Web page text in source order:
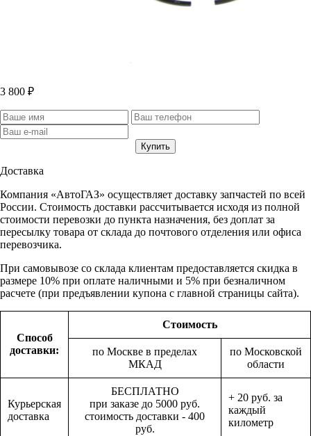
3 800 ₽
Доставка
Компания «АвтоГАЗ» осуществляет доставку запчастей по всей
России. Стоимость доставки рассчитывается исходя из полной
стоимости перевозки до пункта назначения, без доплат за
пересылку товара от склада до почтового отделения или офиса
перевозчика.
При самовывозе со склада клиентам предоставляется скидка в
размере 10% при оплате наличными и 5% при безналичном
расчете (при предъявлении купона с главной страницы сайта).
Способ
доставки:
Стоимость
по Москве в пределах
МКАД
по Московской
области
Курьерская
доставка
БЕСПЛАТНО
при заказе до 5000 руб.
стоимость доставки - 400
руб.
+ 20 руб. за
каждый
километр